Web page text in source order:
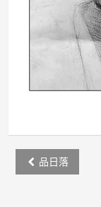
Post
navigation
品日落